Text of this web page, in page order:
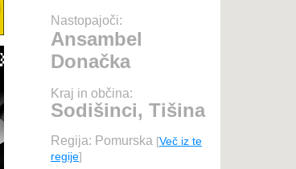
Nastopajoči:
Ansambel
Donačka
Kraj in občina:
Sodišinci, Tišina
Regija: Pomurska [Več iz te
regije]